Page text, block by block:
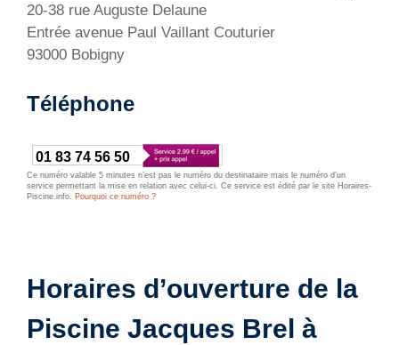
20-38 rue Auguste Delaune
Entrée avenue Paul Vaillant Couturier
93000 Bobigny
Téléphone
01 83 74 56 50
Ce numéro valable 5 minutes n’est pas le numéro du destinataire mais le numéro d’un
service permettant la mise en relation avec celui-ci. Ce service est édité par le site Horaires-
Piscine.info. Pourquoi ce numéro ?
Horaires d’ouverture de la
Piscine Jacques Brel à